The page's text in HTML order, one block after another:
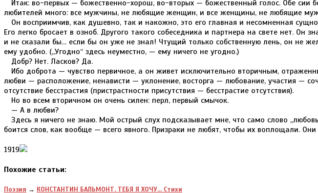
Итак: во-первых — божественно-хорош, во-вторых — божественный голос. Обе сии
любителей много: все мужчины, не любящие женщин, и все женщины, не любящие
Он восприимчив, как душевно, так и накожно, это его главная и несомненная
Его легко бросает в озноб. Другого такого собеседника и партнера на свете нет. Он
и не сказали бы… если бы он уже не знал! Чтущий только собственную лень, он не
ему удобно. („Угодно“ здесь неуместно, — ему ничего не угодно.)
Добр? Нет. Ласков? Да.
Ибо доброта — чувство первичное, а он живет исключительно вторичным,
любви — расположение, ненависти — уклонение, восторга — любование, участия —
отсутствие бесстрастия (пристрастности присутствия — бесстрастие отсутствия).
Но во всем вторичном он очень силен: перл, первый смычок.
— А в любви?
Здесь я ничего не знаю. Мой острый слух подсказывает мне, что само слово
боится слов, как вообще — всего явного. Призраки не любят, чтобы их воплощали.
1919
Похожие статьи:
Поэзия → КОНСТАНТИН БАЛЬМОНТ. ТЕБЯ Я ХОЧУ... Стихи